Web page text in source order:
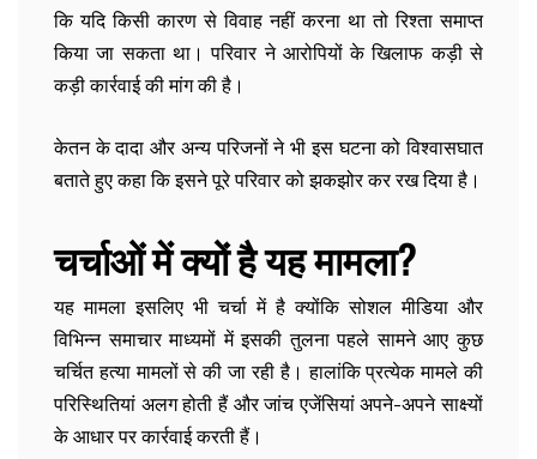
कि यदि किसी कारण से विवाह नहीं करना था तो रिश्ता समाप्त
किया जा सकता था। परिवार ने आरोपियों के खिलाफ कड़ी से
कड़ी कार्रवाई की मांग की है।
केतन के दादा और अन्य परिजनों ने भी इस घटना को विश्वासघात
बताते हुए कहा कि इसने पूरे परिवार को झकझोर कर रख दिया है।
चर्चाओं में क्यों है यह मामला?
यह मामला इसलिए भी चर्चा में है क्योंकि सोशल मीडिया और
विभिन्न समाचार माध्यमों में इसकी तुलना पहले सामने आए कुछ
चर्चित हत्या मामलों से की जा रही है। हालांकि प्रत्येक मामले की
परिस्थितियां अलग होती हैं और जांच एजेंसियां अपने-अपने साक्ष्यों
के आधार पर कार्रवाई करती हैं।